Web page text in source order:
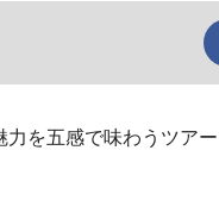
力を五感で味わうツア